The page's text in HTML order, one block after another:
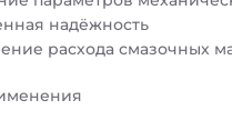
надёжность
расхода смазочных